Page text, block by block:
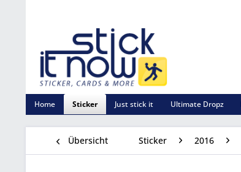
Home Sticker Just stick it Ultimate Dropz
Übersicht Sticker 2016